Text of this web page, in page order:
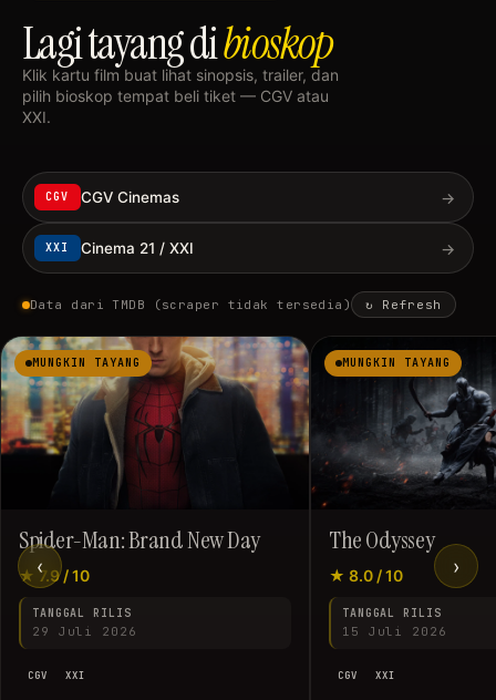
Lagi tayang dibioskop
Klik kartu film buat lihat sinopsis, trailer, dan
pilih bioskop tempat beli tiket — CGV atau
XXI.
CGV CGV Cinemas →
XXI Cinema 21 / XXI →
Data dari TMDB (scraper tidak tersedia) ↻ Refresh
‹
MUNGKIN TAYANG
Spider-Man: Brand New Day
★ 7.9 / 10
TANGGAL RILIS
29 Juli 2026
CGV XXI
MUNGKIN TAYANG
The Odyssey
★ 8.0 / 10
TANGGAL RILIS
15 Juli 2026
CGV XXI
›